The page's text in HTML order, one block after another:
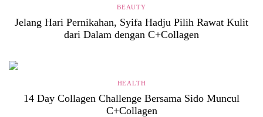
BEAUTY
Jelang Hari Pernikahan, Syifa Hadju Pilih Rawat Kulit
dari Dalam dengan C+Collagen
HEALTH
14 Day Collagen Challenge Bersama Sido Muncul
C+Collagen